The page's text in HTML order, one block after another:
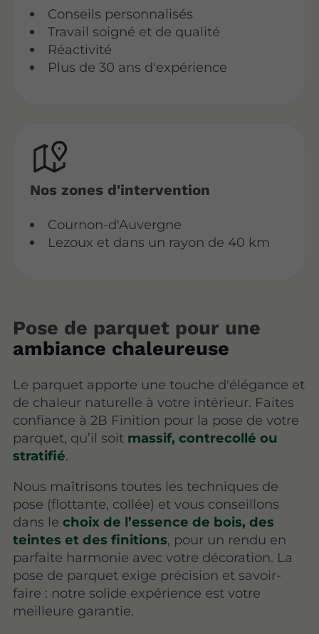
Conseils personnalisés
Travail soigné et de qualité
Réactivité
Plus de 30 ans d'expérience
Nos zones d'intervention
Cournon-d'Auvergne
Lezoux et dans un rayon de 40 km
Pose de parquet pour une
ambiance chaleureuse
Le parquet apporte une touche d'élégance et
de chaleur naturelle à votre intérieur. Faites
confiance à 2B Finition pour la pose de votre
parquet, qu’il soit massif, contrecollé ou
stratifié.
Nous maîtrisons toutes les techniques de
pose (flottante, collée) et vous conseillons
dans lechoix de l’essence de bois, des
teintes et des finitions, pour un rendu en
parfaite harmonie avec votre décoration. La
pose de parquet exige précision et savoir-
faire : notre solide expérience est votre
meilleure garantie.